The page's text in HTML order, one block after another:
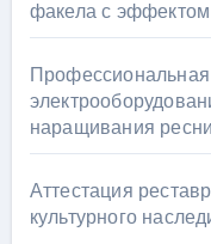
факела с
Профессиональная
наращивания
Аттестация
культурного